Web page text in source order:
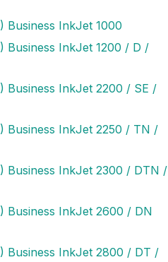
Business InkJet 1000
Business InkJet 1200 / D /
Business InkJet 2200 / SE /
Business InkJet 2250 / TN /
Business InkJet 2300 / DTN /
Business InkJet 2600 / DN
Business InkJet 2800 / DT /